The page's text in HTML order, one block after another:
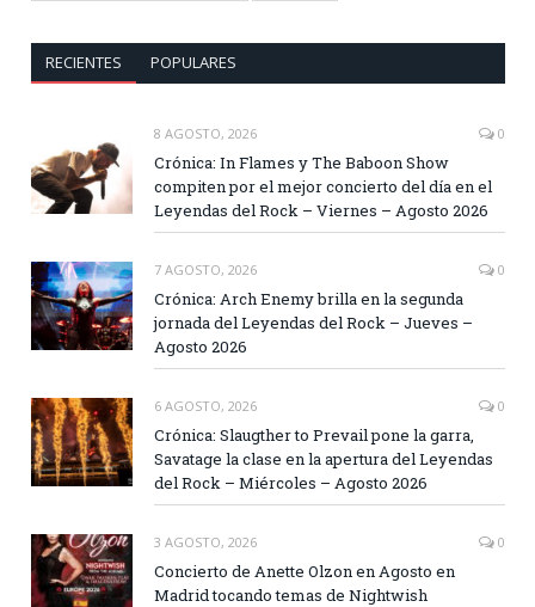
RECIENTES POPULARES
8 AGOSTO, 2026 0
Crónica: In Flames y The Baboon Show
compiten por el mejor concierto del día en el
Leyendas del Rock – Viernes – Agosto 2026
7 AGOSTO, 2026 0
Crónica: Arch Enemy brilla en la segunda
jornada del Leyendas del Rock – Jueves –
Agosto 2026
6 AGOSTO, 2026 0
Crónica: Slaugther to Prevail pone la garra,
Savatage la clase en la apertura del Leyendas
del Rock – Miércoles – Agosto 2026
3 AGOSTO, 2026 0
Concierto de Anette Olzon en Agosto en
Madrid tocando temas de Nightwish